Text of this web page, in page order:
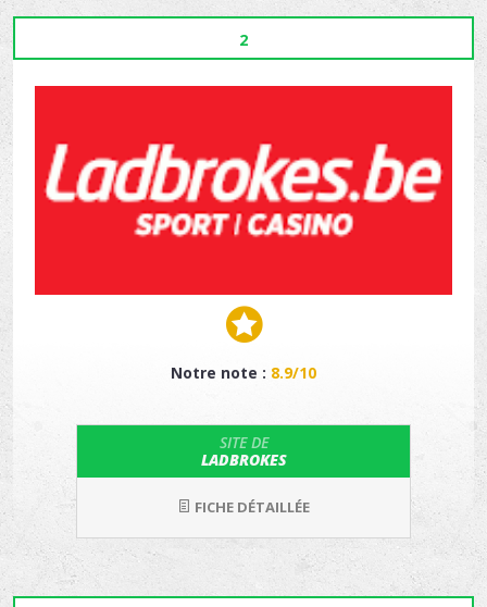
2
Notre note : 8.9/10
SITE DE
LADBROKES
FICHE DÉTAILLÉE